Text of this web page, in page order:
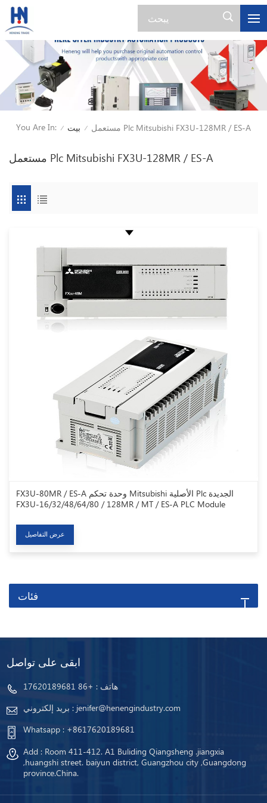
You Are In: / بيت / مستعمل Plc Mitsubishi FX3U-128MR / ES-A
مستعمل Plc Mitsubishi FX3U-128MR / ES-A
FX3U-80MR / ES-A وحدة تحكم Mitsubishi الأصلية Plc الجديدة
FX3U-16/32/48/64/80 / 128MR / MT / ES-A PLC Module
عرض التفاصيل
فئات
ابقى على تواصل
هاتف : +86 17620189681
بريد إلكتروني : jenifer@henengindustry.com
Whatsapp : +8617620189681
Add : Room 411-412. A1 Buliding Qiangsheng .jiangxia
,huangshi street. baiyun district, Guangzhou city ,Guangdong
province.China.